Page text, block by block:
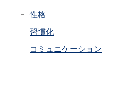
性格
習慣化
コミュニケーション